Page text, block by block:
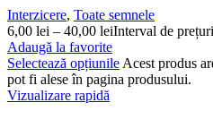
Interzicere, Toate semnele
6,00 lei – 40,00 leiInterval de
Adaugă la favorite
Selectează opțiunile Acest produs
pot fi alese în pagina produsului.
Vizualizare rapidă